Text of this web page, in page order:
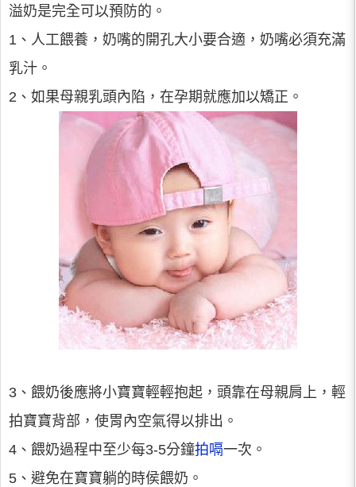
溢奶是完全可以預防的。
1、人工餵養，奶嘴的開孔大小要合適，奶嘴必須充滿
乳汁。
2、如果母親乳頭內陷，在孕期就應加以矯正。
3、餵奶後應將小寶寶輕輕抱起，頭靠在母親肩上，輕
拍寶寶背部，使胃內空氣得以排出。
4、餵奶過程中至少每3-5分鐘拍嗝一次。
5、避免在寶寶躺的時侯餵奶。